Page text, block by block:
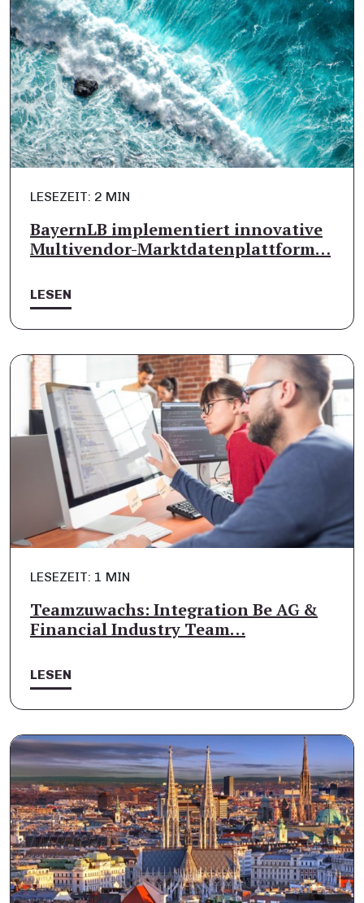
LESEZEIT: 2 MIN
BayernLB implementiert innovative
Multivendor-Marktdatenplattform…
LESEN
LESEZEIT: 1 MIN
Teamzuwachs: Integration Be AG &
Financial Industry Team…
LESEN